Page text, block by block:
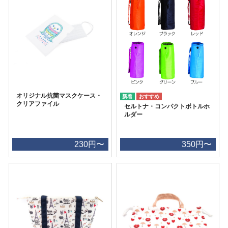
オリジナル抗菌マスクケース・
クリアファイル
230円〜
セルトナ・コンパクトボトルホ
ルダー
350円〜